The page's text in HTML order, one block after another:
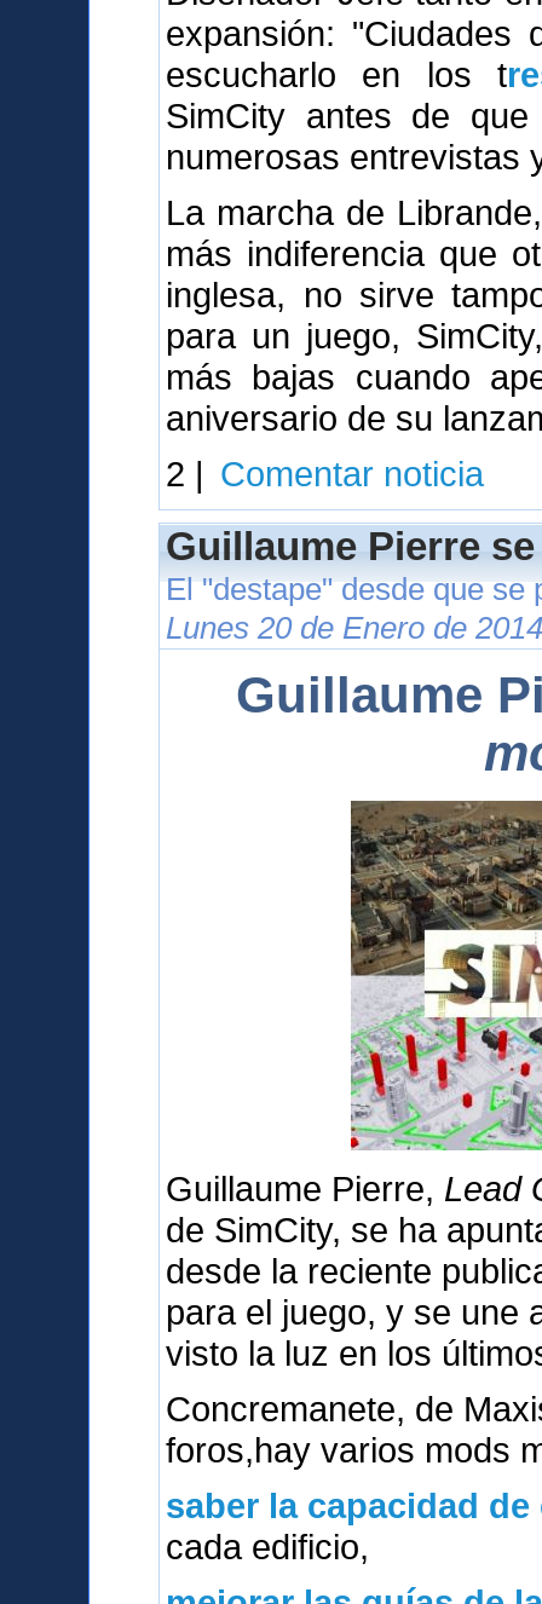
expansión: "Ciudades
escucharlo en los t
SimCity antes de
numerosas entrevistas
La marcha de
más indiferencia que
inglesa, no sirve
para un juego,
más bajas cuando
aniversario de su
2 | Comentar noticia
Guillaume Pierre
El "destape" desde que se
Lunes 20 de Enero de
Guillaume
Guillaume Pierre, Lead
de SimCity, se ha
desde la reciente
para el juego, y se une
visto la luz en los
Concremanete, de
foros,hay varios mods
saber la capacidad de
cada edificio,